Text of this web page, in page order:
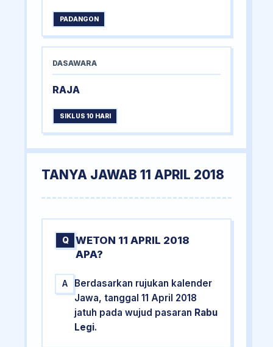
PADANGON
DASAWARA
RAJA
SIKLUS 10 HARI
TANYA JAWAB 11 APRIL 2018
Q
WETON 11 APRIL 2018
APA?
A
Berdasarkan rujukan kalender
Jawa, tanggal 11 April 2018
jatuh pada wujud pasaran Rabu
Legi.